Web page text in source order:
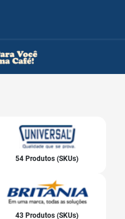
54 Produtos (SKUs)
43 Produtos (SKUs)